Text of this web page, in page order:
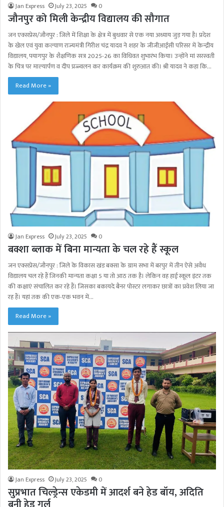
Jan Express July 23, 2025 0
जौनपुर को मिली केन्द्रीय विद्यालय की सौगात
जन एक्सप्रेस/जौनपुर : जिले में शिक्षा के क्षेत्र में बुधवार से एक नया अध्याय जुड़ गया है। प्रदेश
के खेल एवं युवा कल्याण राज्यमंत्री गिरीश चंद्र यादव ने शहर के जीजीआईसी परिसर में केन्द्रीय
विद्यालय, पयागपुर के शैक्षणिक सत्र 2025-26 का विधिवत शुभारंभ किया। उन्होंने मां सरस्वती
के चित्र पर माल्यार्पण व दीप प्रज्ज्वलन कर कार्यक्रम की शुरुआत की। श्री यादव ने कहा कि…
Read More »
Jan Express July 23, 2025 0
बक्शा ब्लाक में बिना मान्यता के चल रहे हैं स्कूल
जन एक्सप्रेस/जौनपुर : जिले के विकास खंड बक्सा के ग्राम सभा में बरपुर में तीन ऐसे अवैध
विद्यालय चल रहे हैं जिनकी मान्यता कक्षा 5 या तो आठ तक है। लेकिन वह हाई स्कूल इंटर तक
की कक्षाएं संचालित कर रहे हैं। जिसका बकायदे बैनर पोस्टर लगाकर छात्रों का प्रवेश लिया जा
रह हैं। यहां तक की एक-एक भवन में…
Read More »
Jan Express July 23, 2025 0
सुप्रभात चिल्ड्रेन्स एकेडमी में आदर्श बने हेड बॉय, अदिति